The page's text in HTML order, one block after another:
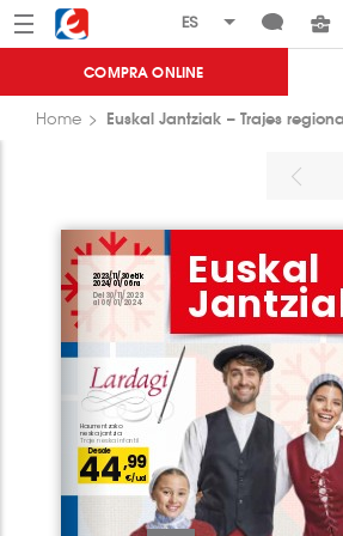
Menú Eroski
COMPRA ONLINE
Home Euskal Jantziak – Trajes